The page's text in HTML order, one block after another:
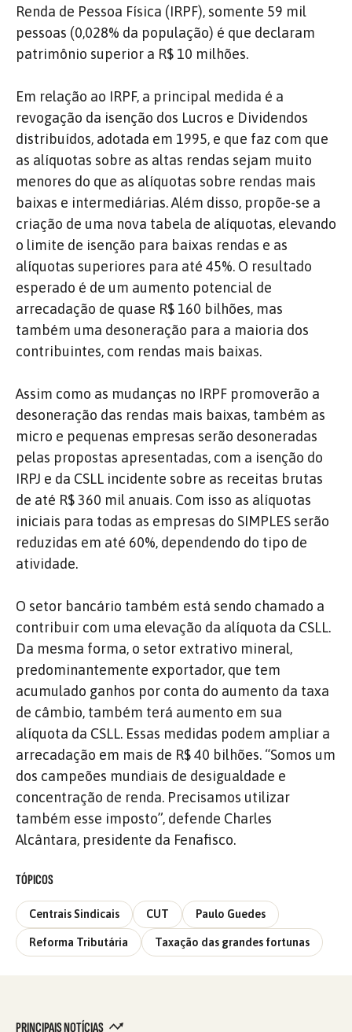
Renda de Pessoa Física (IRPF), somente 59 mil
pessoas (0,028% da população) é que declaram
patrimônio superior a R$ 10 milhões.
Em relação ao IRPF, a principal medida é a
revogação da isenção dos Lucros e Dividendos
distribuídos, adotada em 1995, e que faz com que
as alíquotas sobre as altas rendas sejam muito
menores do que as alíquotas sobre rendas mais
baixas e intermediárias. Além disso, propõe-se a
criação de uma nova tabela de alíquotas, elevando
o limite de isenção para baixas rendas e as
alíquotas superiores para até 45%. O resultado
esperado é de um aumento potencial de
arrecadação de quase R$ 160 bilhões, mas
também uma desoneração para a maioria dos
contribuintes, com rendas mais baixas.
Assim como as mudanças no IRPF promoverão a
desoneração das rendas mais baixas, também as
micro e pequenas empresas serão desoneradas
pelas propostas apresentadas, com a isenção do
IRPJ e da CSLL incidente sobre as receitas brutas
de até R$ 360 mil anuais. Com isso as alíquotas
iniciais para todas as empresas do SIMPLES serão
reduzidas em até 60%, dependendo do tipo de
atividade.
O setor bancário também está sendo chamado a
contribuir com uma elevação da alíquota da CSLL.
Da mesma forma, o setor extrativo mineral,
predominantemente exportador, que tem
acumulado ganhos por conta do aumento da taxa
de câmbio, também terá aumento em sua
alíquota da CSLL. Essas medidas podem ampliar a
arrecadação em mais de R$ 40 bilhões. “Somos um
dos campeões mundiais de desigualdade e
concentração de renda. Precisamos utilizar
também esse imposto”, defende Charles
Alcântara, presidente da Fenafisco.
TÓPICOS
Centrais Sindicais CUT Paulo Guedes
Reforma Tributária Taxação das grandes fortunas
PRINCIPAIS NOTÍCIAS